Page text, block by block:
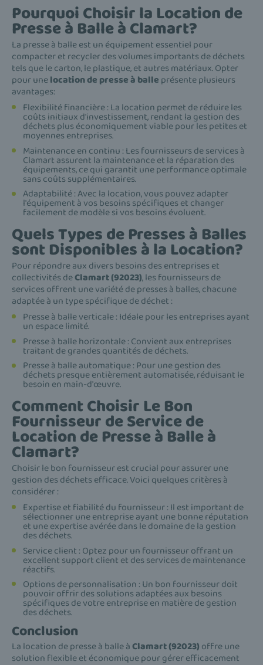
Pourquoi Choisir la Location de
Presse à Balle à Clamart?
La presse à balle est un équipement essentiel pour
compacter et recycler des volumes importants de déchets
tels que le carton, le plastique, et autres matériaux. Opter
pour unelocation de presse à balle présente plusieurs
avantages:
Flexibilité financière : La location permet de réduire les
coûts initiaux d'investissement, rendant la gestion des
déchets plus économiquement viable pour les petites et
moyennes entreprises.
Maintenance en continu : Les fournisseurs de services à
Clamart assurent la maintenance et la réparation des
équipements, ce qui garantit une performance optimale
sans coûts supplémentaires.
Adaptabilité : Avec la location, vous pouvez adapter
l'équipement à vos besoins spécifiques et changer
facilement de modèle si vos besoins évoluent.
Quels Types de Presses à Balles
sont Disponibles à la Location?
Pour répondre aux divers besoins des entreprises et
collectivités deClamart (92023), les fournisseurs de
services offrent une variété de presses à balles, chacune
adaptée à un type spécifique de déchet :
Presse à balle verticale : Idéale pour les entreprises ayant
un espace limité.
Presse à balle horizontale : Convient aux entreprises
traitant de grandes quantités de déchets.
Presse à balle automatique : Pour une gestion des
déchets presque entièrement automatisée, réduisant le
besoin en main-d'œuvre.
Comment Choisir Le Bon
Fournisseur de Service de
Location de Presse à Balle à
Clamart?
Choisir le bon fournisseur est crucial pour assurer une
gestion des déchets efficace. Voici quelques critères à
considérer :
Expertise et fiabilité du fournisseur : Il est important de
sélectionner une entreprise ayant une bonne réputation
et une expertise avérée dans le domaine de la gestion
des déchets.
Service client : Optez pour un fournisseur offrant un
excellent support client et des services de maintenance
réactifs.
Options de personnalisation : Un bon fournisseur doit
pouvoir offrir des solutions adaptées aux besoins
spécifiques de votre entreprise en matière de gestion
des déchets.
Conclusion
La location de presse à balle àClamart (92023) offre une
solution flexible et économique pour gérer efficacement